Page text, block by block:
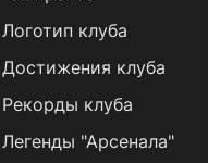
Логотип клуба
Достижения клуба
Рекорды клуба
Легенды "Арсенала"